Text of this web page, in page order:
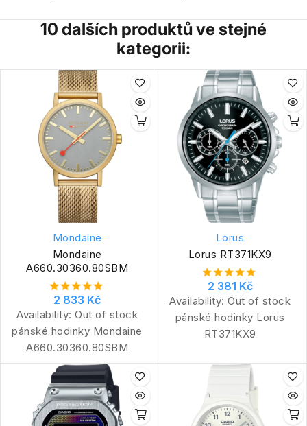
10 dalších produktů ve stejné
kategorii:
Mondaine
Mondaine
A660.30360.80SBM
2 833 Kč
Availability: Out of stock
pánské hodinky Mondaine
A660.30360.80SBM
Lorus
Lorus RT371KX9
2 381 Kč
Availability: Out of stock
pánské hodinky Lorus
RT371KX9